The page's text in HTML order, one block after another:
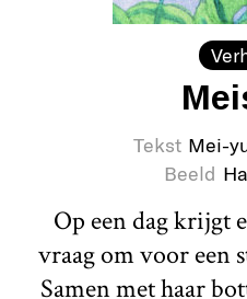
Tekst Mei-
Beeld
Op een dag krijgt
vraag om voor een
Samen met haar